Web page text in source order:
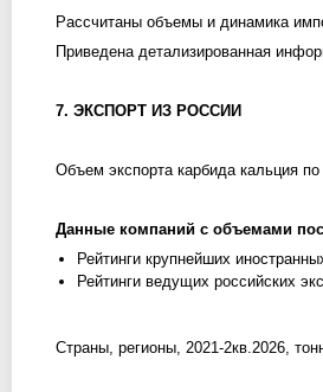
Рассчитаны объемы и динамика
Приведена детализированная
7. ЭКСПОРТ ИЗ РОССИИ
Объем экспорта карбида кальция
Данные компаний с объемами
Рейтинги крупнейших
Рейтинги ведущих российских
Страны, регионы, 2021-2кв.2026,